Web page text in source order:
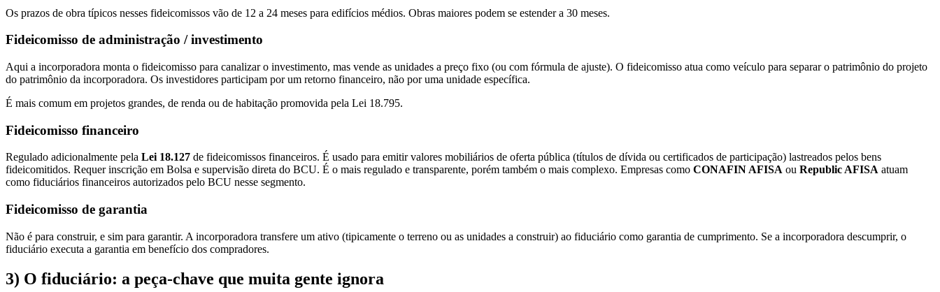
Os prazos de obra típicos nesses fideicomissos vão de 12 a 24 meses para edifícios médios. Obras maiores podem se estender a 30 meses.
Fideicomisso de administração / investimento
Aqui a incorporadora monta o fideicomisso para canalizar o investimento, mas vende as unidades a preço fixo (ou com fórmula de ajuste). O fideicomisso atua como veículo para separar o patrimônio do projeto
do patrimônio da incorporadora. Os investidores participam por um retorno financeiro, não por uma unidade específica.
É mais comum em projetos grandes, de renda ou de habitação promovida pela Lei 18.795.
Fideicomisso financeiro
Regulado adicionalmente pela Lei 18.127 de fideicomissos financeiros. É usado para emitir valores mobiliários de oferta pública (títulos de dívida ou certificados de participação) lastreados pelos bens
fideicomitidos. Requer inscrição em Bolsa e supervisão direta do BCU. É o mais regulado e transparente, porém também o mais complexo. Empresas como CONAFIN AFISA ou Republic AFISA atuam
como fiduciários financeiros autorizados pelo BCU nesse segmento.
Fideicomisso de garantia
Não é para construir, e sim para garantir. A incorporadora transfere um ativo (tipicamente o terreno ou as unidades a construir) ao fiduciário como garantia de cumprimento. Se a incorporadora descumprir, o
fiduciário executa a garantia em benefício dos compradores.
3) O fiduciário: a peça-chave que muita gente ignora